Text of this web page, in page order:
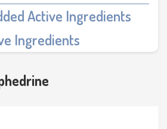
Active Ingredients
Ingredients